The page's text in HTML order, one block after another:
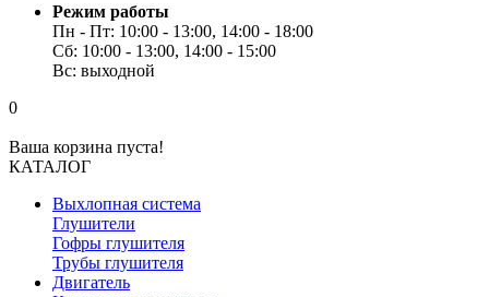
Режим работы
Пн - Пт: 10:00 - 13:00, 14:00 - 18:00
Сб: 10:00 - 13:00, 14:00 - 15:00
Вс: выходной
0
Ваша корзина пуста!
КАТАЛОГ
Выхлопная система
Глушители
Гофры глушителя
Трубы глушителя
Двигатель